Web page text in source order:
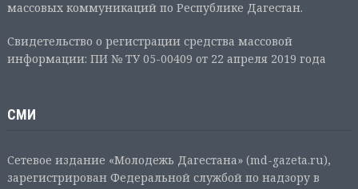
массовых коммуникаций по Республике Дагестан.
Свидетельство о регистрации средства массовой
информации: ПИ № ТУ 05-00409 от 22 апреля 2019 года
СМИ
Сетевое издание «Молодежь Дагестана» (md-gazeta.ru),
зарегистрирован Федеральной службой по надзору в